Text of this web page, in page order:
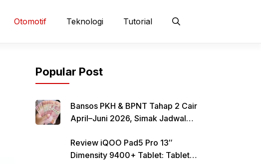
Otomotif Teknologi Tutorial
Popular Post
Bansos PKH & BPNT Tahap 2 Cair
April–Juni 2026, Simak Jadwal
Review iQOO Pad5 Pro 13″
Dimensity 9400+ Tablet: Tablet